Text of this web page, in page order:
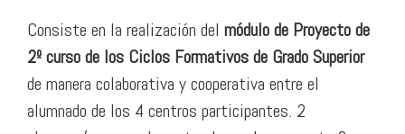
Consiste en la realización del módulo de Proyecto de
2º curso de los Ciclos Formativos de Grado Superior
de manera colaborativa y cooperativa entre el
alumnado de los 4 centros participantes. 2